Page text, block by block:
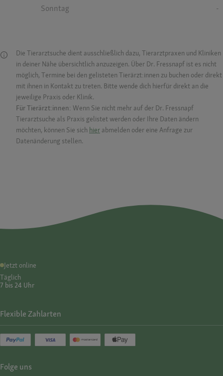
Sonntag
-
Die Tierarztsuche dient ausschließlich dazu, Tierarztpraxen und Kliniken
in deiner Nähe übersichtlich anzuzeigen. Über Dr. Fressnapf ist es nicht
möglich, Termine bei den gelisteten Tierärzt:innen zu buchen oder direkt
mit ihnen in Kontakt zu treten. Bitte wende dich hierfür direkt an die
jeweilige Praxis oder Klinik.
Für Tierärzt:innen: Wenn Sie nicht mehr auf der Dr. Fressnapf
Tierarztsuche als Praxis gelistet werden oder Ihre Daten ändern
möchten, können Sie sich hier abmelden oder eine Anfrage zur
Datenänderung stellen.
Jetzt online
Täglich
7 bis 24 Uhr
Flexible Zahlarten
Folge uns